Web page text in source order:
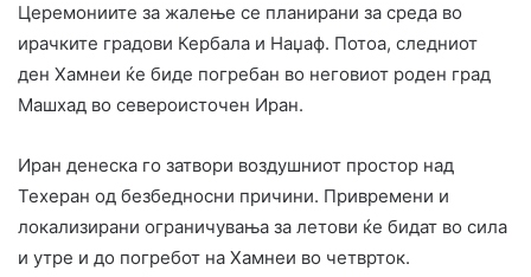
Церемониите за жалење се планирани за среда во
ирачките градови Кербала и Наџаф. Потоа, следниот
ден Хамнеи ќе биде погребан во неговиот роден град
Машхад во североисточен Иран.
Иран денеска го затвори воздушниот простор над
Техеран од безбедносни причини. Привремени и
локализирани ограничувања за летови ќе бидат во сила
и утре и до погребот на Хамнеи во четврток.